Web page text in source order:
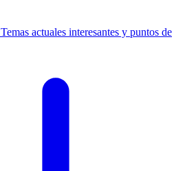
Temas actuales interesantes y puntos de